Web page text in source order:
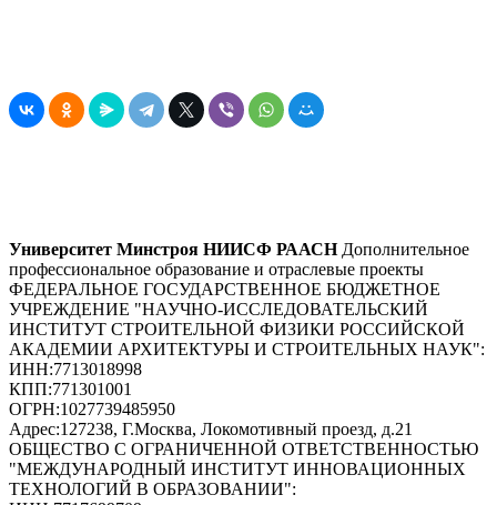
Университет Минстроя НИИСФ РААСН Дополнительное
профессиональное образование и отраслевые проекты
ФЕДЕРАЛЬНОЕ ГОСУДАРСТВЕННОЕ БЮДЖЕТНОЕ
УЧРЕЖДЕНИЕ "НАУЧНО-ИССЛЕДОВАТЕЛЬСКИЙ
ИНСТИТУТ СТРОИТЕЛЬНОЙ ФИЗИКИ РОССИЙСКОЙ
АКАДЕМИИ АРХИТЕКТУРЫ И СТРОИТЕЛЬНЫХ НАУК":
ИНН:7713018998
КПП:771301001
ОГРН:1027739485950
Адрес:127238, Г.Москва, Локомотивный проезд, д.21
ОБЩЕСТВО С ОГРАНИЧЕННОЙ ОТВЕТСТВЕННОСТЬЮ
"МЕЖДУНАРОДНЫЙ ИНСТИТУТ ИННОВАЦИОННЫХ
ТЕХНОЛОГИЙ В ОБРАЗОВАНИИ":